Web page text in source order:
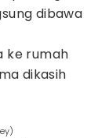
dibawa
ke rumah
dikasih